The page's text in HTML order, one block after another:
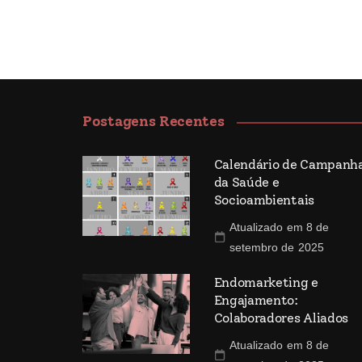
Postagens Recentes
Calendário de
da Saúde e
Socioambientais
Atualizado em 8 de
setembro de 2025
Endomarketing e
Engajamento:
Colaboradores Aliados
Atualizado em 8 de